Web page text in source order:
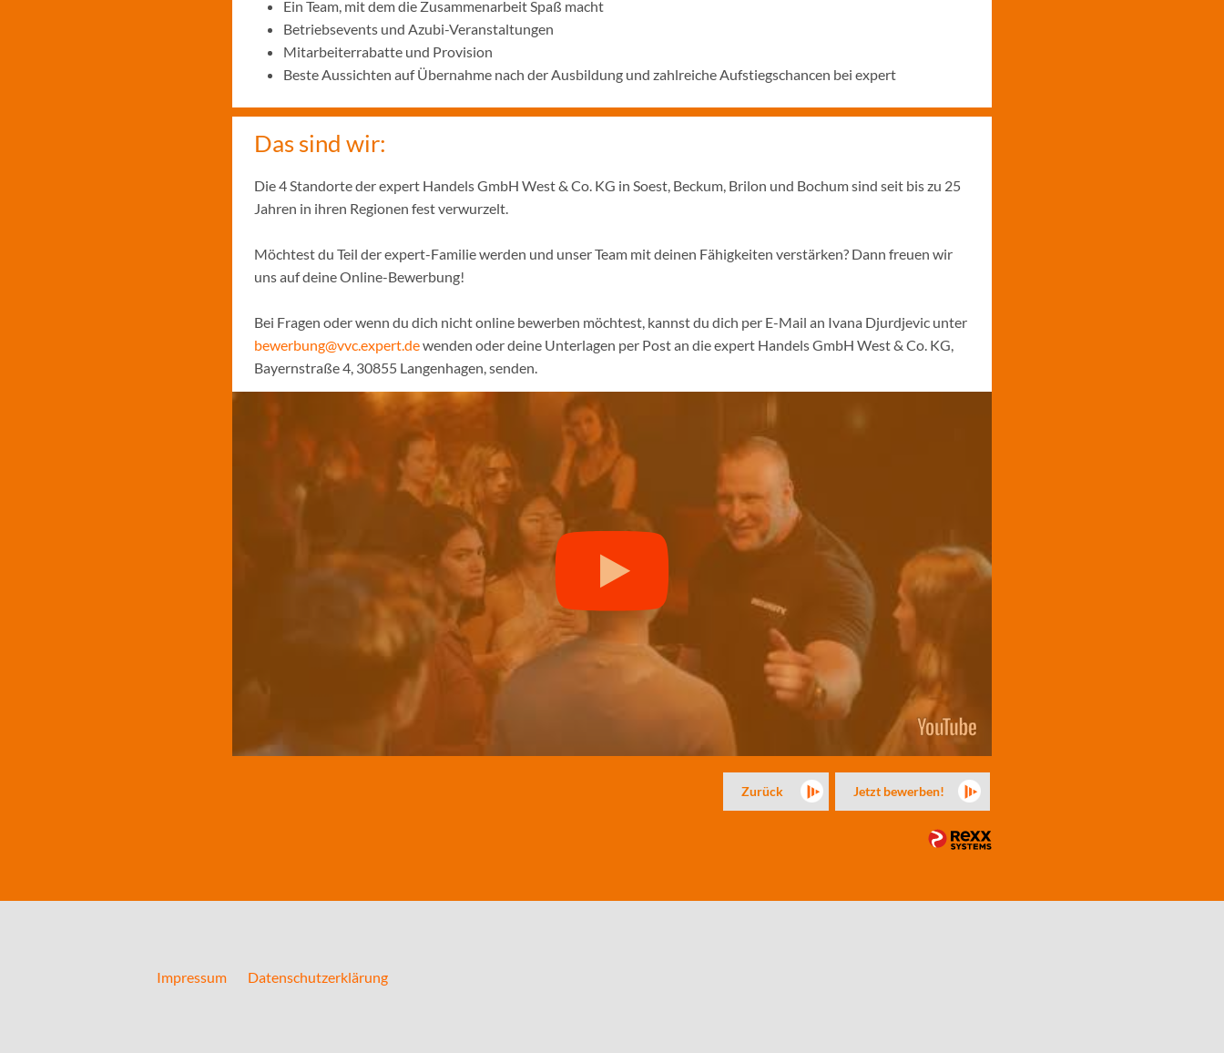
Ein Team, mit dem die Zusammenarbeit Spaß macht
Betriebsevents und Azubi-Veranstaltungen
Mitarbeiterrabatte und Provision
Beste Aussichten auf Übernahme nach der Ausbildung und zahlreiche Aufstiegschancen bei expert
Das sind wir:
Die 4 Standorte der expert Handels GmbH West & Co. KG in Soest, Beckum, Brilon und Bochum sind seit bis zu 25
Jahren in ihren Regionen fest verwurzelt.
Möchtest du Teil der expert-Familie werden und unser Team mit deinen Fähigkeiten verstärken? Dann freuen wir
uns auf deine Online-Bewerbung!
Bei Fragen oder wenn du dich nicht online bewerben möchtest, kannst du dich per E-Mail an Ivana Djurdjevic unter
bewerbung@vvc.expert.dewenden oder deine Unterlagen per Post an die expert Handels GmbH West & Co. KG,
Bayernstraße 4, 30855 Langenhagen, senden.
Zurück Jetzt bewerben!
Impressum Datenschutzerklärung